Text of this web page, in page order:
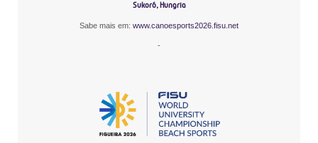
Sukoró, Hungria
Sabe mais em: www.canoesports2026.fisu.net
-